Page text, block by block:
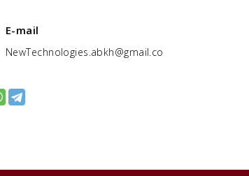
E-mail
NewTechnologies.abkh@gmail.co